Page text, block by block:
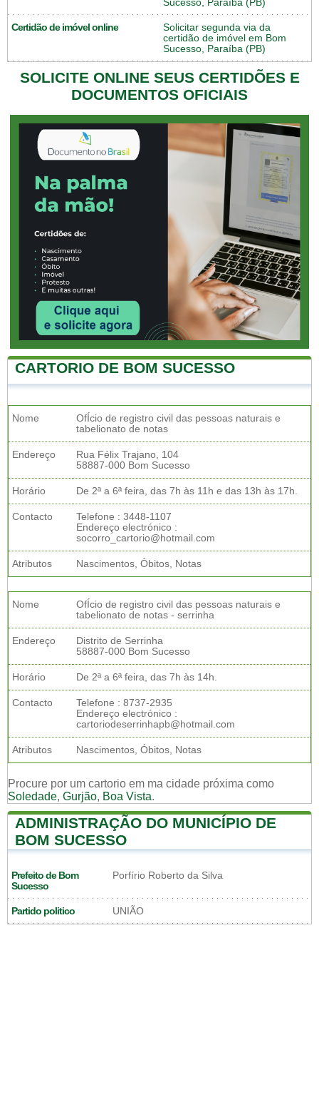
Sucesso, Paraíba (PB)
Certidão de imóvel online
Solicitar segunda via da
certidão de imóvel em Bom
Sucesso, Paraíba (PB)
SOLICITE ONLINE SEUS CERTIDÕES E
DOCUMENTOS OFICIAIS
CARTORIO DE BOM SUCESSO
Nome
OfÍcio de registro civil das pessoas naturais e
tabelionato de notas
Endereço
Rua Félix Trajano, 104
58887-000 Bom Sucesso
Horário De 2ª a 6ª feira, das 7h às 11h e das 13h às 17h.
Contacto
Telefone : 3448-1107
Endereço electrónico :
socorro_cartorio@hotmail.com
Atributos Nascimentos, Óbitos, Notas
Nome
OfÍcio de registro civil das pessoas naturais e
tabelionato de notas - serrinha
Endereço
Distrito de Serrinha
58887-000 Bom Sucesso
Horário De 2ª a 6ª feira, das 7h às 14h.
Contacto
Telefone : 8737-2935
Endereço electrónico :
cartoriodeserrinhapb@hotmail.com
Atributos Nascimentos, Óbitos, Notas
Procure por um cartorio em ma cidade próxima como
Soledade, Gurjão, Boa Vista.
ADMINISTRAÇÃO DO MUNICÍPIO DE
BOM SUCESSO
Prefeito de Bom
Sucesso
Porfírio Roberto da Silva
Partido politico UNIÃO